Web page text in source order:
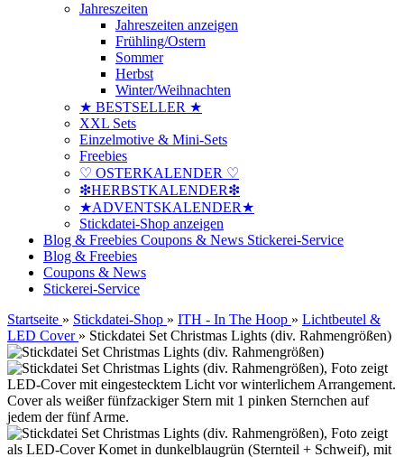
Jahreszeiten
Jahreszeiten anzeigen
Frühling/Ostern
Sommer
Herbst
Winter/Weihnachten
★ BESTSELLER ★
XXL Sets
Einzelmotive & Mini-Sets
Freebies
♡ OSTERKALENDER ♡
❇HERBSTKALENDER❇
★ADVENTSKALENDER★
Stickdatei-Shop anzeigen
Blog & Freebies Coupons & News Stickerei-Service
Blog & Freebies
Coupons & News
Stickerei-Service
Startseite » Stickdatei-Shop » ITH - In The Hoop » Lichtbeutel &
LED Cover » Stickdatei Set Christmas Lights (div. Rahmengrößen)